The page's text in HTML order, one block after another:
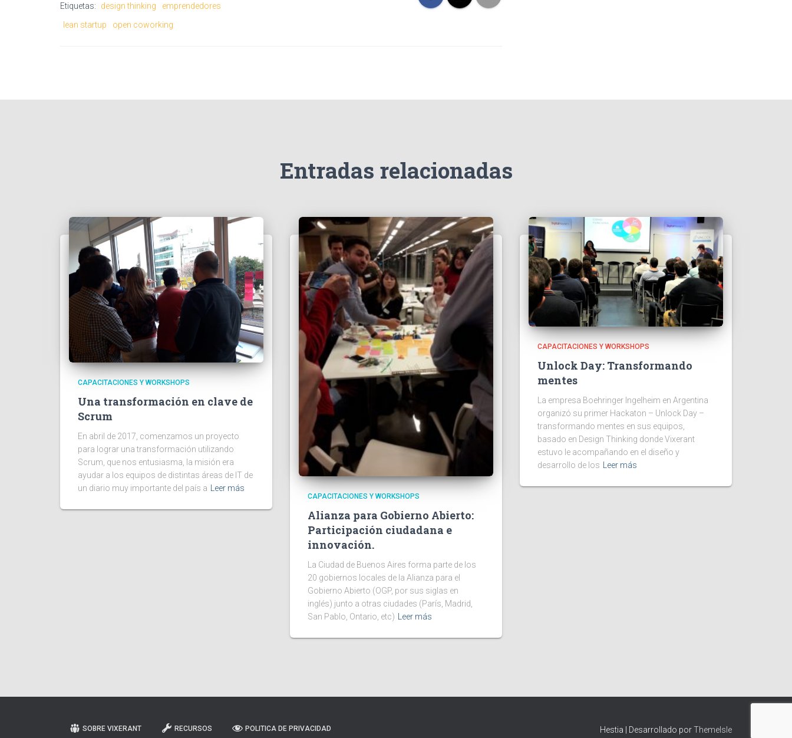
Etiquetas: design thinking
emprendedores
lean startup
open coworking
Entradas relacionadas
CAPACITACIONES Y WORKSHOPS
Una transformación en clave de
Scrum
En abril de 2017, comenzamos un proyecto
para lograr una transformación utilizando
Scrum, que nos entusiasma, la misión era
ayudar a los equipos de distintas áreas de IT de
un diario muy importante del país a Leer más
CAPACITACIONES Y WORKSHOPS
Alianza para Gobierno Abierto:
Participación ciudadana e
innovación.
La Ciudad de Buenos Aires forma parte de los
20 gobiernos locales de la Alianza para el
Gobierno Abierto (OGP, por sus siglas en
inglés) junto a otras ciudades (París, Madrid,
San Pablo, Ontario, etc)
Leer más
CAPACITACIONES Y WORKSHOPS
Unlock Day: Transformando
mentes
La empresa Boehringer Ingelheim en Argentina
organizó su primer Hackaton – Unlock Day –
transformando mentes en sus equipos,
basado en Design Thinking donde Vixerant
estuvo le acompañando en el diseño y
desarrollo de los
Leer más
SOBRE VIXERANT RECURSOS POLITICA DE PRIVACIDAD Hestia | Desarrollado porThemeIsle